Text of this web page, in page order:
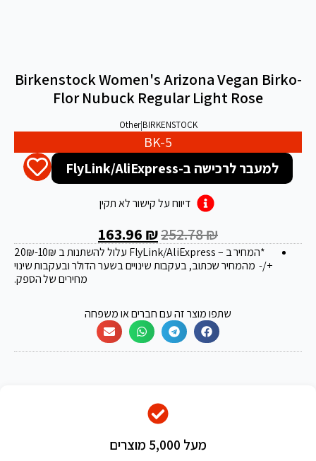
Birkenstock Women's Arizona Vegan Birko-
Flor Nubuck Regular Light Rose
BIRKENSTOCK
|
Other
BK-5
למעבר לרכישה ב-FlyLink/AliExpress
דיווח על קישור לא תקין
252.78₪
163.96 ₪
*המחיר ב – FlyLink/AliExpress עלול להשתנות ב 20 ₪-10₪
+/- מהמחיר שכתוב, בעקבות שינויים בשער הדולר ובעקבות שינוי
מחירים של הספק.
שתפו מוצר זה עם חברים או משפחה
מעל 5,000 מוצרים